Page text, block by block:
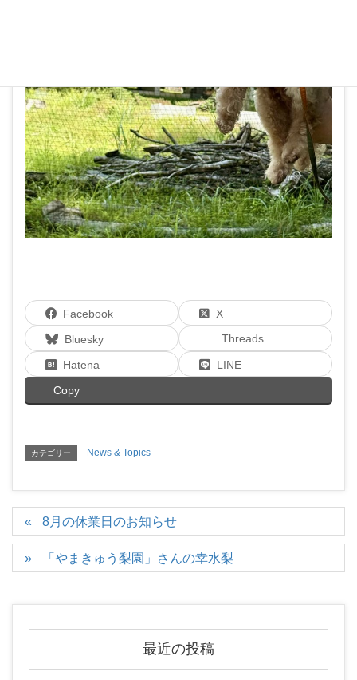
Facebook
X
Bluesky
Threads
Hatena
LINE
Copy
カテゴリー News & Topics
8月の休業日のお知らせ
「やまきゅう梨園」さんの幸水梨
最近の投稿